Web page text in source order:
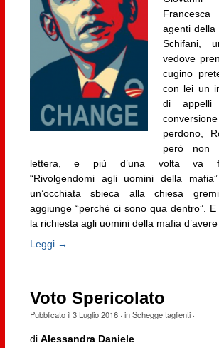
agenti della
Schifani,
vedove
cugino
con lei un
di appelli
perdono,
però non
lettera, e più d’una volta va
“Rivolgendomi agli uomini della
un’occhiata sbieca alla chiesa
aggiunge “perché ci sono qua dentro”.
la richiesta agli uomini della mafia
Leggi →
Voto Spericolato
Pubblicato il3 Luglio 2016· inSchegge taglienti·
di Alessandra Daniele